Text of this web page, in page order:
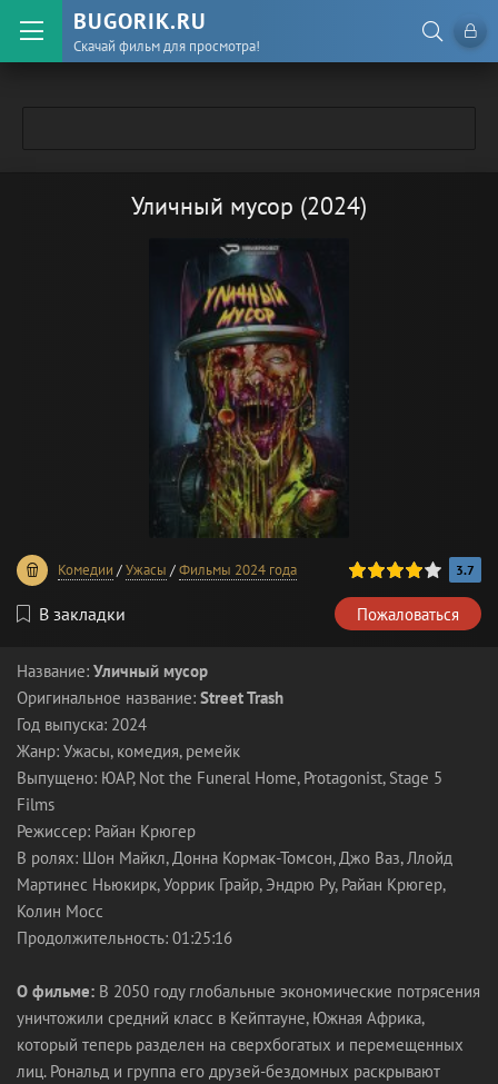
BUGORIK.RU
Скачай фильм для просмотра!
Уличный мусор (2024)
Комедии /Ужасы /Фильмы 2024 года
80 1 2 3 4 3.7
В закладки Пожаловаться
Название: Уличный мусор
Оригинальное название: Street Trash
Год выпуска: 2024
Жанр: Ужасы, комедия, ремейк
Выпущено: ЮАР, Not the Funeral Home, Protagonist, Stage 5
Films
Режиссер: Райан Крюгер
В ролях: Шон Майкл, Донна Кормак-Томсон, Джо Ваз, Ллойд
Мартинес Ньюкирк, Уоррик Грайр, Эндрю Ру, Райан Крюгер,
Колин Мосс
Продолжительность: 01:25:16
О фильме: В 2050 году глобальные экономические потрясения
уничтожили средний класс в Кейптауне, Южная Африка,
который теперь разделен на сверхбогатых и перемещенных
лиц. Рональд и группа его друзей-бездомных раскрывают